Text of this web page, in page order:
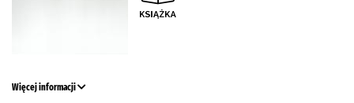
Więcej informacji